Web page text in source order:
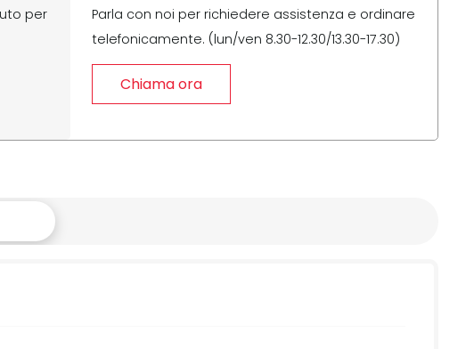
per
Parla con noi per richiedere assistenza e ordinare
telefonicamente. (lun/ven 8.30-12.30/13.30-17.30)
Chiama ora